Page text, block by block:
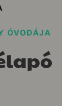
ÓVODÁJA